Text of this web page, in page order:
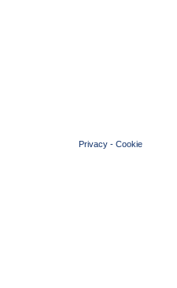
Privacy - Cookie